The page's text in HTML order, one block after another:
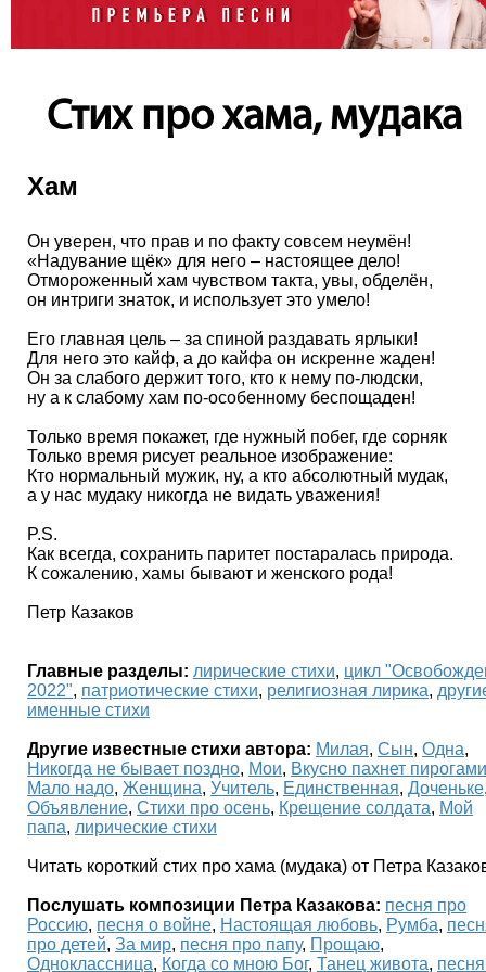
Стих про хама, мудака
Хам
Он уверен, что прав и по факту совсем неумён!
«Надувание щёк» для него – настоящее дело!
Отмороженный хам чувством такта, увы, обделён,
он интриги знаток, и использует это умело!
Его главная цель – за спиной раздавать ярлыки!
Для него это кайф, а до кайфа он искренне жаден!
Он за слабого держит того, кто к нему по-людски,
ну а к слабому хам по-особенному беспощаден!
Только время покажет, где нужный побег, где сорняк
Только время рисует реальное изображение:
Кто нормальный мужик, ну, а кто абсолютный мудак,
а у нас мудаку никогда не видать уважения!
P.S.
Как всегда, сохранить паритет постаралась природа.
К сожалению, хамы бывают и женского рода!
Петр Казаков
Главные разделы: лирические стихи, цикл
2022", патриотические стихи, религиозная лирика,
именные стихи
Другие известные стихи автора: Милая, Сын, Одна,
Никогда не бывает поздно, Мои, Вкусно пахнет пирогами
Мало надо, Женщина, Учитель, Единственная, Доченьке
Объявление, Стихи про осень, Крещение солдата, Мой
папа, лирические стихи
Читать короткий стих про хама (мудака) от Петра
Послушать композиции Петра Казакова: песня про
Россию, песня о войне, Настоящая любовь, Румба,
про детей, За мир, песня про папу, Прощаю,
Одноклассница, Когда со мною Бог, Танец живота,